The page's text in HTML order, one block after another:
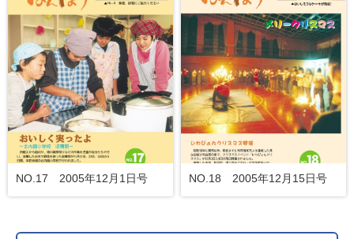
NO.17 2005年12月1日号 NO.18 2005年12月15日号